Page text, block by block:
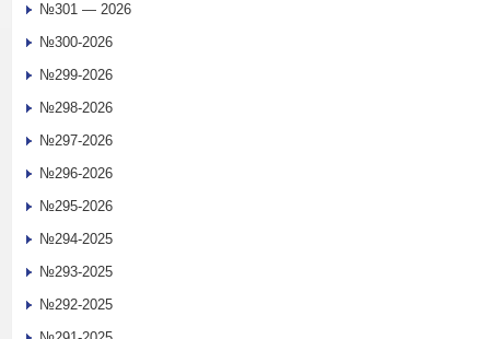
№301 — 2026
№300-2026
№299-2026
№298-2026
№297-2026
№296-2026
№295-2026
№294-2025
№293-2025
№292-2025